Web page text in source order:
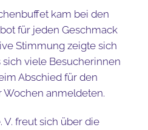
kam bei den
für jeden Geschmack
Stimmung zeigte sich
sich viele Besucherinnen
Abschied für den
Wochen anmeldeten.
V. freut sich über die